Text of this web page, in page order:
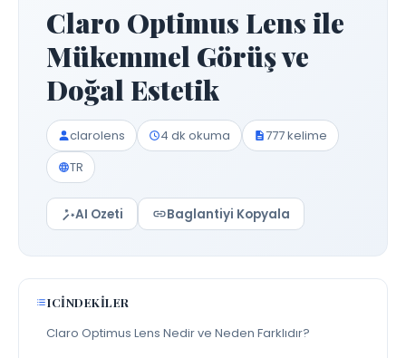
Claro Optimus Lens ile
Mükemmel Görüş ve
Doğal Estetik
clarolens 4 dk okuma
777 kelime
TR
AI Ozeti Baglantiyi Kopyala
ICINDEKILER
Claro Optimus Lens Nedir ve Neden Farklıdır?